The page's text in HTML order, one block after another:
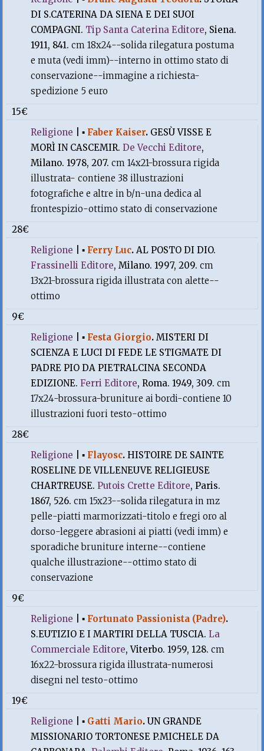
DI S.CATERINA DA SIENA E DEI SUOI
COMPAGNI. Tip Santa Caterina Editore, Siena.
1911, 841.cm 18x24--solida rilegatura postuma
e muta (vedi imm)--interno in ottimo stato di
conservazione--immagine a richiesta-
spedizione 5 euro
15€
Religione |▪ Faber Kaiser. GESÙ VISSE E
MORÌ IN CASCEMIR.De Vecchi Editore,
Milano. 1978, 207.cm 14x21-brossura rigida
illustrata- contiene 38 illustrazioni
fotografiche e altre in b/n-una dedica al
frontespizio-ottimo stato di conservazione
28€
Religione |▪ Ferry Luc.AL POSTO DI DIO.
Frassinelli Editore, Milano. 1997, 209.cm
13x21-brossura rigida illustrata con alette--
ottimo
9€
Religione |▪ Festa Giorgio.MISTERI DI
SCIENZA E LUCI DI FEDE LE STIGMATE DI
PADRE PIO DA PIETRALCINA SECONDA
EDIZIONE.Ferri Editore, Roma. 1949, 309.cm
17x24-brossura-bruniture ai bordi-contiene 10
illustrazioni fuori testo-ottimo
28€
Religione |▪ Flayosc.HISTOIRE DE SAINTE
ROSELINE DE VILLENEUVE RELIGIEUSE
CHARTREUSE.Putois Crette Editore, Paris.
1867, 526.cm 15x23--solida rilegatura in mz
pelle-piatti marmorizzati-titolo e fregi oro al
dorso-leggere abrasioni ai piatti (vedi imm) e
sporadiche bruniture interne--contiene
qualche illustrazione--ottimo stato di
conservazione
9€
Religione |▪ Fortunato Passionista (Padre).
S.EUTIZIO E I MARTIRI DELLA TUSCIA.La
Commerciale Editore, Viterbo. 1959, 128.cm
16x22-brossura rigida illustrata-numerosi
disegni nel testo-ottimo
19€
Religione |▪ Gatti Mario.UN GRANDE
MISSIONARIO TORTONESE P.MICHELE DA